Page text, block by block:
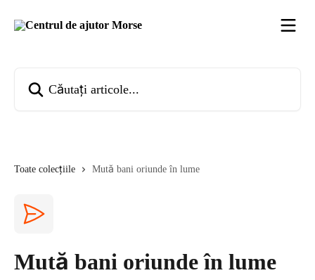
Toate colecțiile Mută bani oriunde în lume
Mută bani oriunde în lume